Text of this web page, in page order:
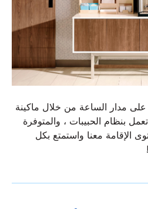
مدار الساعة من خلال ماكينة
بنظام الحبيبات ، والمتوفرة
الإقامة معنا واستمتع بكل